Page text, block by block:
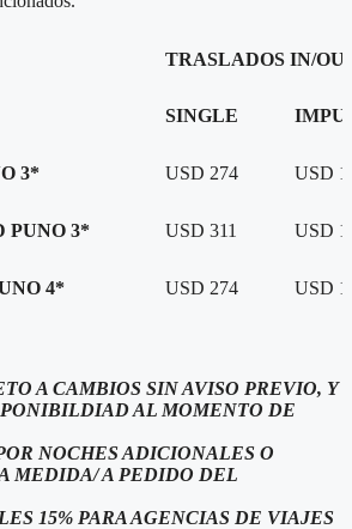
TRASLADOS IN/
SINGLE
3* USD 274 USD
PUNO 3* USD 311 USD
4* USD 274 USD
A CAMBIOS SIN AVISO PREVIO, Y
AL MOMENTO DE
NOCHES ADICIONALES O
MEDIDA/ A PEDIDO DEL
15% PARA AGENCIAS DE VIAJES